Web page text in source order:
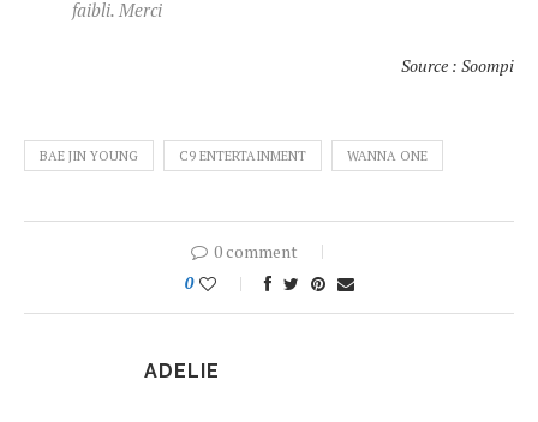
faibli. Merci
Source : Soompi
BAE JIN YOUNG C9 ENTERTAINMENT WANNA ONE
0 comment
0
ADELIE